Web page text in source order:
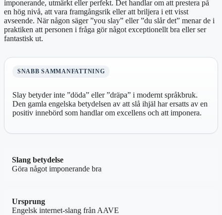
imponerande, utmärkt eller perfekt. Det handlar om att prestera på
en hög nivå, att vara framgångsrik eller att briljera i ett visst
avseende. När någon säger ”you slay” eller ”du slår det” menar de i
praktiken att personen i fråga gör något exceptionellt bra eller ser
fantastisk ut.
SNABB SAMMANFATTNING
Slay betyder inte ”döda” eller ”dräpa” i modernt språkbruk.
Den gamla engelska betydelsen av att slå ihjäl har ersatts av en
positiv innebörd som handlar om excellens och att imponera.
Slang betydelse
Göra något imponerande bra
Ursprung
Engelsk internet-slang från AAVE